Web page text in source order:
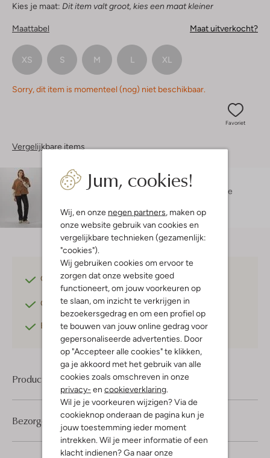
Jum, cookies!
Wij, en onze negen partners, maken op
onze website gebruik van cookies en
vergelijkbare technieken (gezamenlijk:
"cookies").
Wij gebruiken cookies om ervoor te
zorgen dat onze website goed
functioneert, om jouw voorkeuren op
te slaan, om inzicht te verkrijgen in
bezoekersgedrag en om een profiel op
te bouwen van jouw online gedrag voor
gepersonaliseerde advertenties. Door
op "Accepteer alle cookies" te klikken,
ga je akkoord met het gebruik van alle
cookies zoals omschreven in onze
privacy- en cookieverklaring.
Wil je je voorkeuren wijzigen? Via de
cookieknop onderaan de pagina kun je
jouw toestemming ieder moment
intrekken. Wil je meer informatie of een
klacht indienen? Ga naar onze
Kies je maat: Dit item valt groot, kies een maat kleiner
Maattabel Maat uitverkocht?
XS S M L XL
Sorry, dit item is momenteel (nog) niet beschikbaar.
Favoriet
Vergelijkbare items
Maatadvies
Isabelle is 1 meter 73 lang en draagt maat S.
De
Gratis verzendingvanaf €75,-
Gratis retournerenbinnen 30 dagen*
Betaal achterafmet Klarna
Product informatie
Bezorgen & retourneren